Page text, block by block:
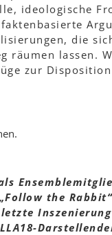
ideologische
die
räumen lassen.
zur
the
letzte